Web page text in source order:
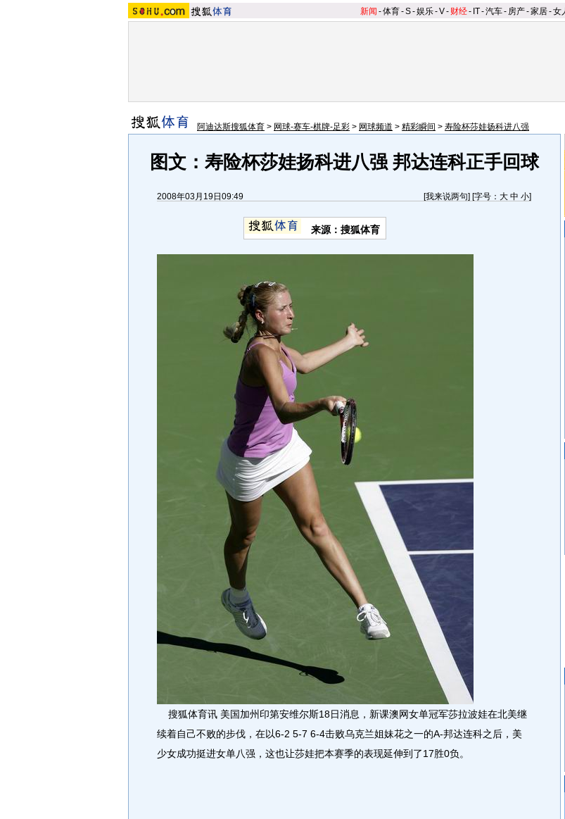
新闻 -体育-S-娱乐-V- 财经- IT-汽车- 房产-家居-女
阿迪达斯搜狐体育 > 网球-赛车-棋牌-足彩 > 网球频道 > 精彩瞬间 > 寿险杯莎娃扬科进八强
图文：寿险杯莎娃扬科进八强 邦达连科正手回球
2008年03月19日09:49 [我来说两句] [字号： 大 中 小]
来源：搜狐体育
搜狐体育讯 美国加州印第安维尔斯18日消息，新课澳网女单冠军莎拉波娃在北美继
续着自己不败的步伐，在以6-2 5-7 6-4击败乌克兰姐妹花之一的A-邦达连科之后，美
少女成功挺进女单八强，这也让莎娃把本赛季的表现延伸到了17胜0负。